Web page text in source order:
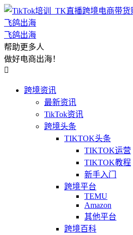
飞鸽出海
帮助更多人
做好电商出海！

跨境资讯
最新资讯
TikTok资讯
跨境头条
TIKTOK头条
TIKTOK运营
TIKTOK教程
新手入门
跨境平台
TEMU
Amazon
其他平台
跨境百科